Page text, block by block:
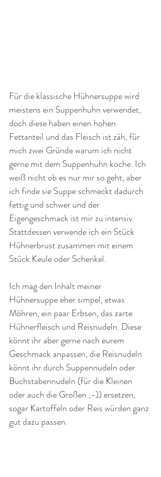
Für die klassische Hühnersuppe wird
meistens ein Suppenhuhn verwendet,
doch diese haben einen hohen
Fettanteil und das Fleisch ist zäh, für
mich zwei Gründe warum ich nicht
gerne mit dem Suppenhuhn koche. Ich
weiß nicht ob es nur mir so geht, aber
ich finde sie Suppe schmeckt dadurch
fettig und schwer und der
Eigengeschmack ist mir zu intensiv.
Stattdessen verwende ich ein Stück
Hühnerbrust zusammen mit einem
Stück Keule oder Schenkel.
Ich mag den Inhalt meiner
Hühnersuppe eher simpel, etwas
Möhren, ein paar Erbsen, das zarte
Hühnerfleisch und Reisnudeln. Diese
könnt ihr aber gerne nach eurem
Geschmack anpassen, die Reisnudeln
könnt ihr durch Suppennudeln oder
Buchstabennudeln (für die Kleinen
oder auch die Großen ;-)) ersetzen,
sogar Kartoffeln oder Reis würden ganz
gut dazu passen.